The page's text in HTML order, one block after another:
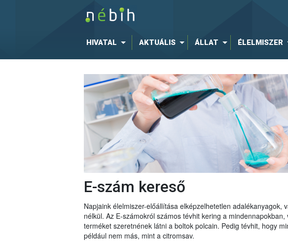
HIVATAL AKTUÁLIS ÁLLAT ÉLELMISZER
E-szám kereső
Napjaink élelmiszer-előállítása elképzelhetetlen adalékanyagok,
nélkül. Az E-számokról számos tévhit kering a
terméket szeretnének látni a boltok polcain. Pedig tévhit, hogy
például nem más, mint a citromsav.